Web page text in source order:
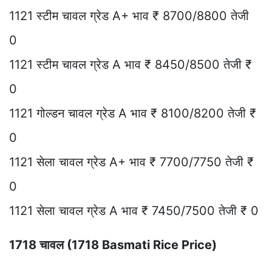
1121 स्टीम चावल ग्रेड A+ भाव ₹ 8700/8800 तेजी
0
1121 स्टीम चावल ग्रेड A भाव ₹ 8450/8500 तेजी ₹
0
1121 गोल्डन चावल ग्रेड A भाव ₹ 8100/8200 तेजी ₹
0
1121 सेला चावल ग्रेड A+ भाव ₹ 7700/7750 तेजी ₹
0
1121 सेला चावल ग्रेड A भाव ₹ 7450/7500 तेजी ₹ 0
1718 चावल (1718 Basmati Rice Price)